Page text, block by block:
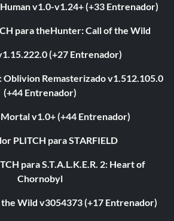
v1.0-v1.24+ (+33 Entrenador)
para theHunter: Call of the Wild
(+27 Entrenador)
Oblivion Remasterizado v1.512.105.0
(+44 Entrenador)
v1.0+ (+44 Entrenador)
PLITCH para STARFIELD
para S.T.A.L.K.E.R. 2: Heart of
Chornobyl
Wild v3054373 (+17 Entrenador)